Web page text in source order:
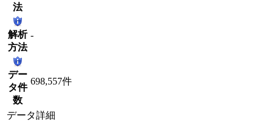
法
解析
方法
-
デー
タ件
数
698,557件
データ詳細